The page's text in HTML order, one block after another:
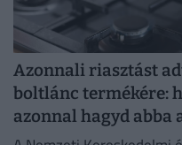
Azonnali riasztást
boltlánc termékére:
azonnal hagyd abba